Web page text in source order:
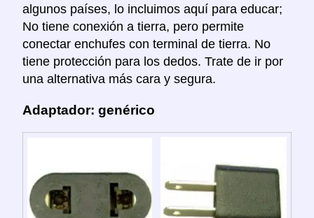
algunos países, lo incluimos aquí para educar;
No tiene conexión a tierra, pero permite
conectar enchufes con terminal de tierra. No
tiene protección para los dedos. Trate de ir por
una alternativa más cara y segura.
Adaptador: genérico